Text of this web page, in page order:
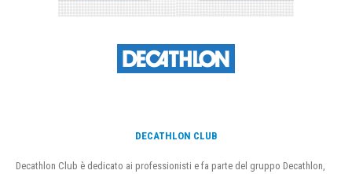
DECATHLON CLUB
Decathlon Club è dedicato ai professionisti e fa parte del gruppo Decathlon,